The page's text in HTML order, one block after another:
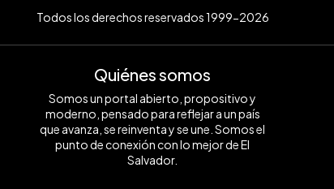
Todos los derechos reservados 1999-2026
Quiénes somos
Somos un portal abierto, propositivo y
moderno, pensado para reflejar a un país
que avanza, se reinventa y se une. Somos el
punto de conexión con lo mejor de El
Salvador.